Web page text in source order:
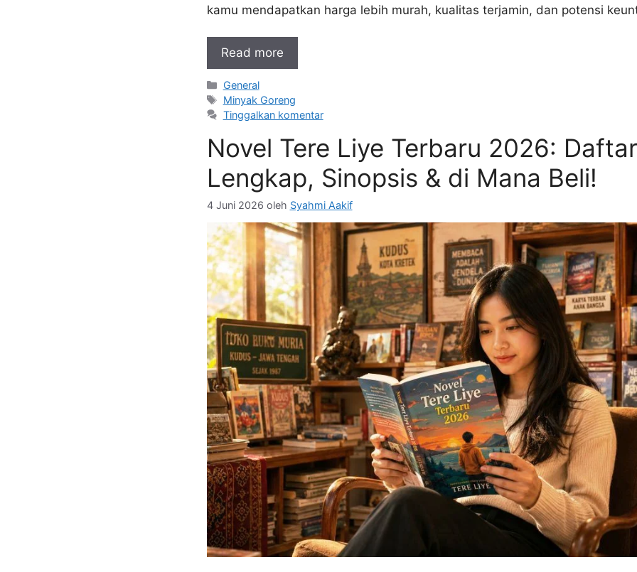
kamu mendapatkan harga lebih murah, kualitas terjamin, dan potensi
Read more
Kategori
General
Tag
Minyak Goreng
Tinggalkan komentar
Novel Tere Liye Terbaru 2026: Daftar
Lengkap, Sinopsis & di Mana Beli!
4 Juni 2026 oleh Syahmi Aakif